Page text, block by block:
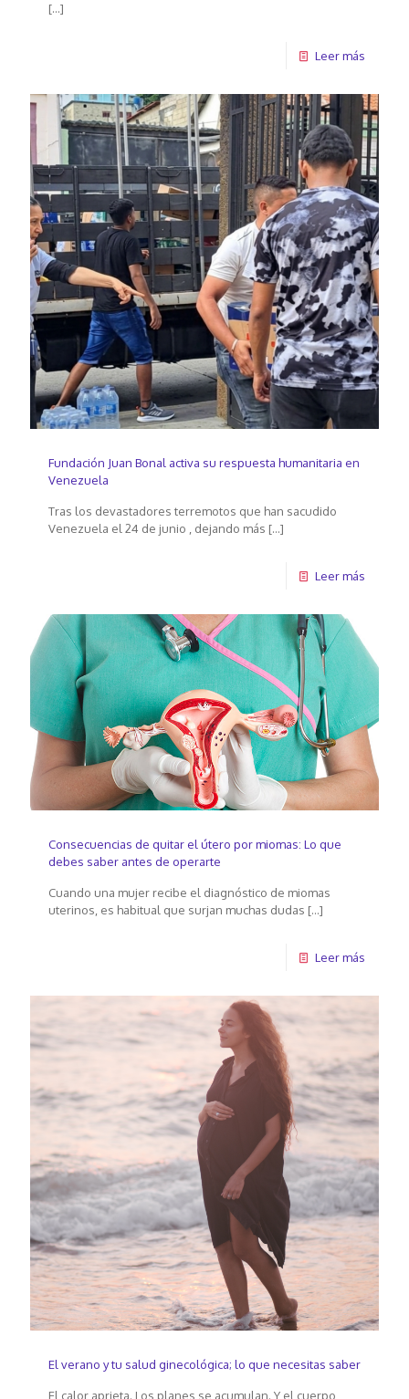
[…]
Leer más
Fundación Juan Bonal activa su respuesta humanitaria en
Venezuela
Tras los devastadores terremotos que han sacudido
Venezuela el 24 de junio , dejando más […]
Leer más
Consecuencias de quitar el útero por miomas: Lo que
debes saber antes de operarte
Cuando una mujer recibe el diagnóstico de miomas
uterinos, es habitual que surjan muchas dudas […]
Leer más
El verano y tu salud ginecológica; lo que necesitas saber
El calor aprieta. Los planes se acumulan. Y el cuerpo,